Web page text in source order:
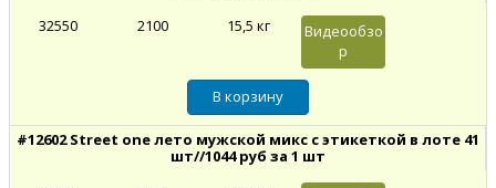
32550
2100 15,5 кг
Видеообзо
р
#12602 Street one лето мужской микс с этикеткой в лоте 41
шт//1044 руб за 1 шт